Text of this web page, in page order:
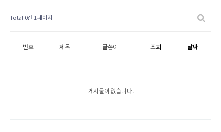
Total 0건 1 페이지
번호 제목 글쓴이 조회 날짜
게시물이 없습니다.